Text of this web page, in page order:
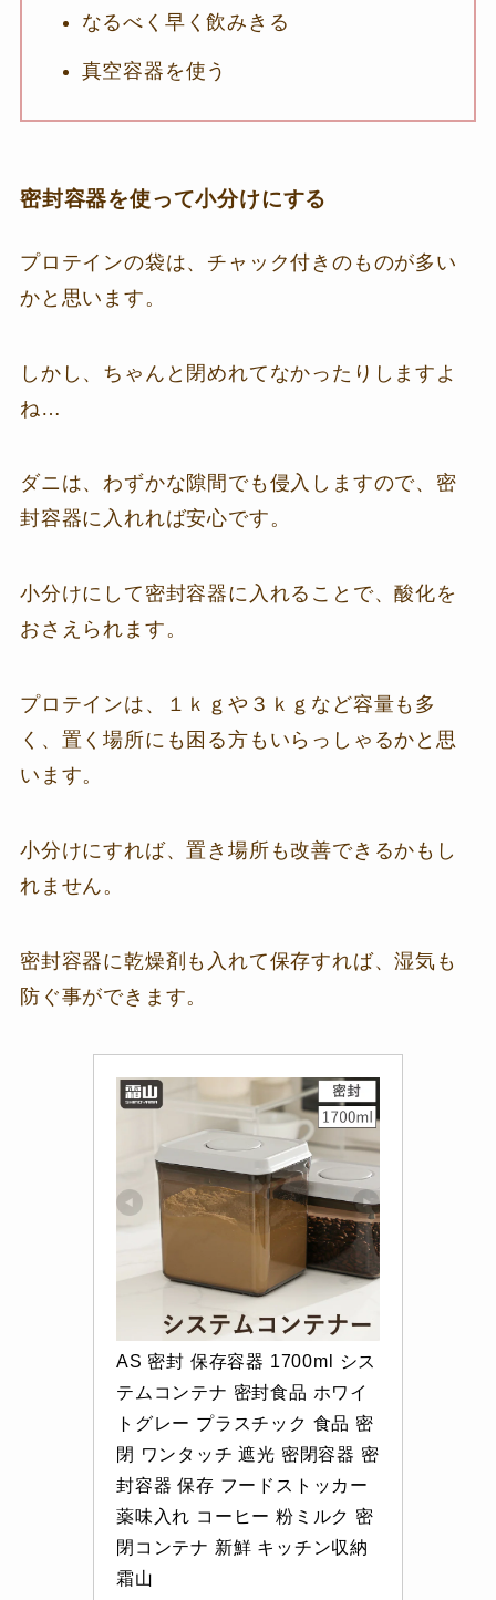
なるべく早く飲みきる
真空容器を使う
密封容器を使って小分けにする
プロテインの袋は、チャック付きのものが多い
かと思います。
しかし、ちゃんと閉めれてなかったりしますよ
ね…
ダニは、わずかな隙間でも侵入しますので、密
封容器に入れれば安心です。
小分けにして密封容器に入れることで、酸化を
おさえられます。
プロテインは、１ｋｇや３ｋｇなど容量も多
く、置く場所にも困る方もいらっしゃるかと思
います。
小分けにすれば、置き場所も改善できるかもし
れません。
密封容器に乾燥剤も入れて保存すれば、湿気も
防ぐ事ができます。
AS 密封 保存容器 1700ml シス
テムコンテナ 密封食品 ホワイ
トグレー プラスチック 食品 密
閉 ワンタッチ 遮光 密閉容器 密
封容器 保存 フードストッカー
薬味入れ コーヒー 粉ミルク 密
閉コンテナ 新鮮 キッチン収納
霜山